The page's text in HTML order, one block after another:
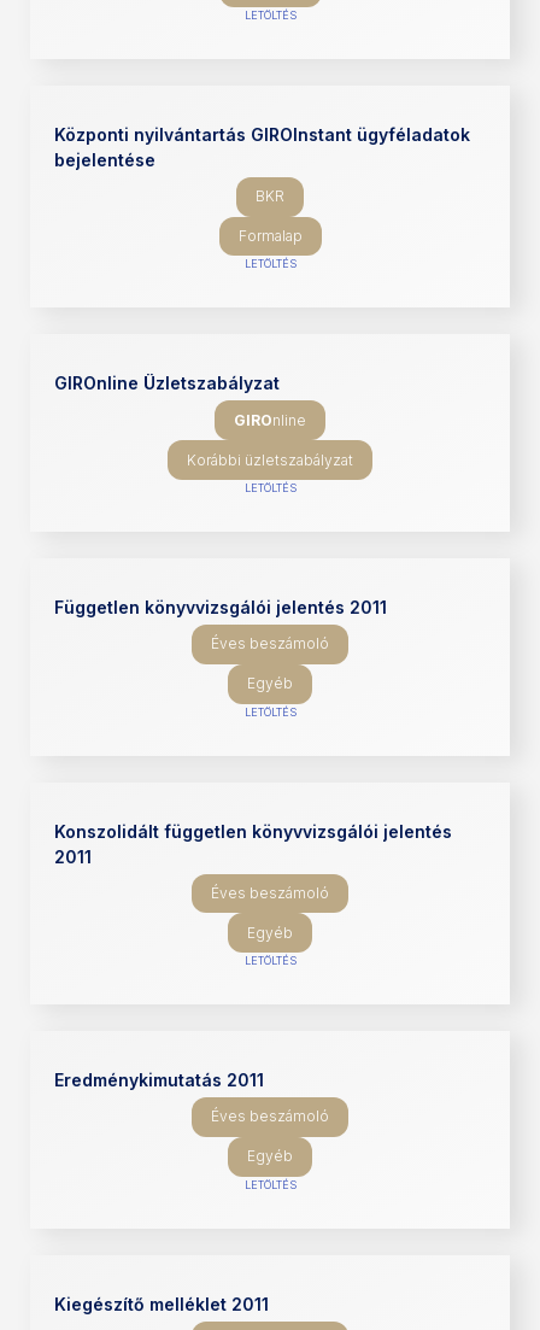
LETÖLTÉS
Központi nyilvántartás GIROInstant ügyféladatok
bejelentése
BKR
Formalap
LETÖLTÉS
GIROnline Üzletszabályzat
GIROnline
Korábbi üzletszabályzat
LETÖLTÉS
Független könyvvizsgálói jelentés 2011
Éves beszámoló
Egyéb
LETÖLTÉS
Konszolidált független könyvvizsgálói jelentés
2011
Éves beszámoló
Egyéb
LETÖLTÉS
Eredménykimutatás 2011
Éves beszámoló
Egyéb
LETÖLTÉS
Kiegészítő melléklet 2011